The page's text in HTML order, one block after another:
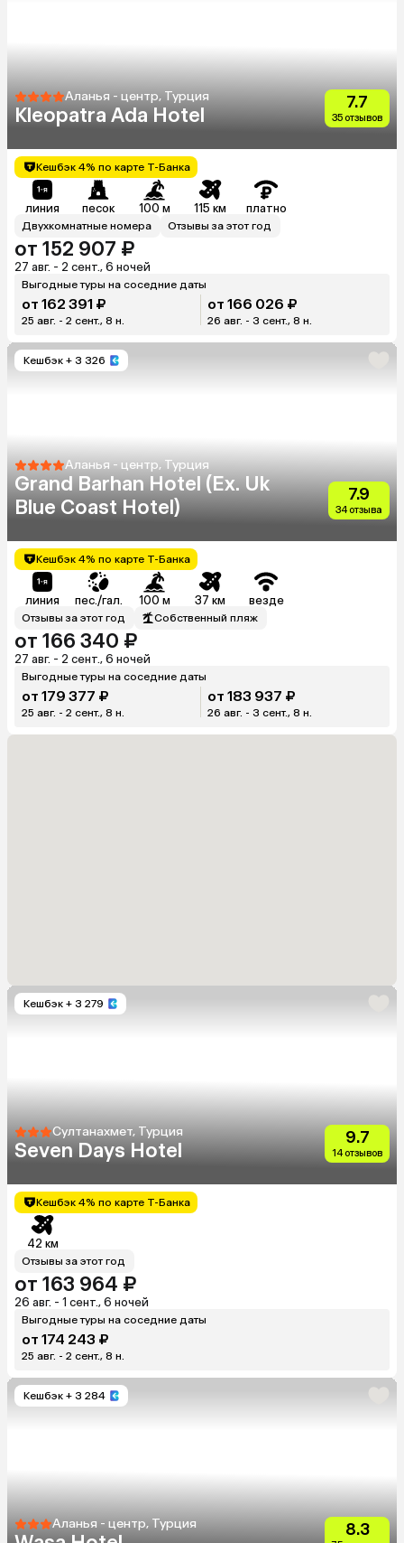
Аланья - центр, Турция
Kleopatra Ada Hotel
7.7
35 отзывов
Кешбэк 4% по карте Т-Банка
линия песок 100 м 115 км платно
Двухкомнатные номера Отзывы за этот год
от 152 907 ₽
27 авг. - 2 сент., 6 ночей
Выгодные туры на соседние даты
от 162 391 ₽
25 авг. - 2 сент., 8 н.
от 166 026 ₽
26 авг. - 3 сент., 8 н.
Кешбэк + 3 326
Аланья - центр, Турция
Grand Barhan Hotel (Ex. Uk
Blue Coast Hotel)
7.9
34 отзыва
Кешбэк 4% по карте Т-Банка
линия пес./гал. 100 м 37 км везде
Отзывы за этот год Собственный пляж
от 166 340 ₽
27 авг. - 2 сент., 6 ночей
Выгодные туры на соседние даты
от 179 377 ₽
25 авг. - 2 сент., 8 н.
от 183 937 ₽
26 авг. - 3 сент., 8 н.
Кешбэк + 3 279
Султанахмет, Турция
Seven Days Hotel
9.7
14 отзывов
Кешбэк 4% по карте Т-Банка
42 км
Отзывы за этот год
от 163 964 ₽
26 авг. - 1 сент., 6 ночей
Выгодные туры на соседние даты
от 174 243 ₽
25 авг. - 2 сент., 8 н.
Кешбэк + 3 284
Аланья - центр, Турция 8.3